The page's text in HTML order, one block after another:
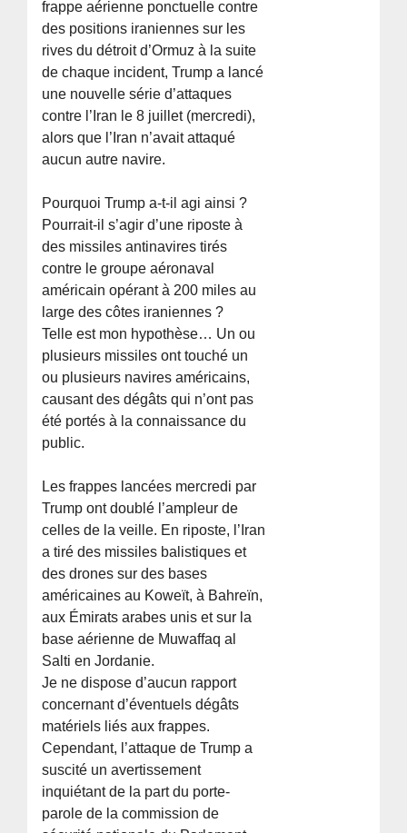
frappe aérienne ponctuelle contre
des positions iraniennes sur les
rives du détroit d’Ormuz à la suite
de chaque incident, Trump a lancé
une nouvelle série d’attaques
contre l’Iran le 8 juillet (mercredi),
alors que l’Iran n’avait attaqué
aucun autre navire.
Pourquoi Trump a-t-il agi ainsi ?
Pourrait-il s’agir d’une riposte à
des missiles antinavires tirés
contre le groupe aéronaval
américain opérant à 200 miles au
large des côtes iraniennes ?
Telle est mon hypothèse… Un ou
plusieurs missiles ont touché un
ou plusieurs navires américains,
causant des dégâts qui n’ont pas
été portés à la connaissance du
public.
Les frappes lancées mercredi par
Trump ont doublé l’ampleur de
celles de la veille. En riposte, l’Iran
a tiré des missiles balistiques et
des drones sur des bases
américaines au Koweït, à Bahreïn,
aux Émirats arabes unis et sur la
base aérienne de Muwaffaq al
Salti en Jordanie.
Je ne dispose d’aucun rapport
concernant d’éventuels dégâts
matériels liés aux frappes.
Cependant, l’attaque de Trump a
suscité un avertissement
inquiétant de la part du porte-
parole de la commission de